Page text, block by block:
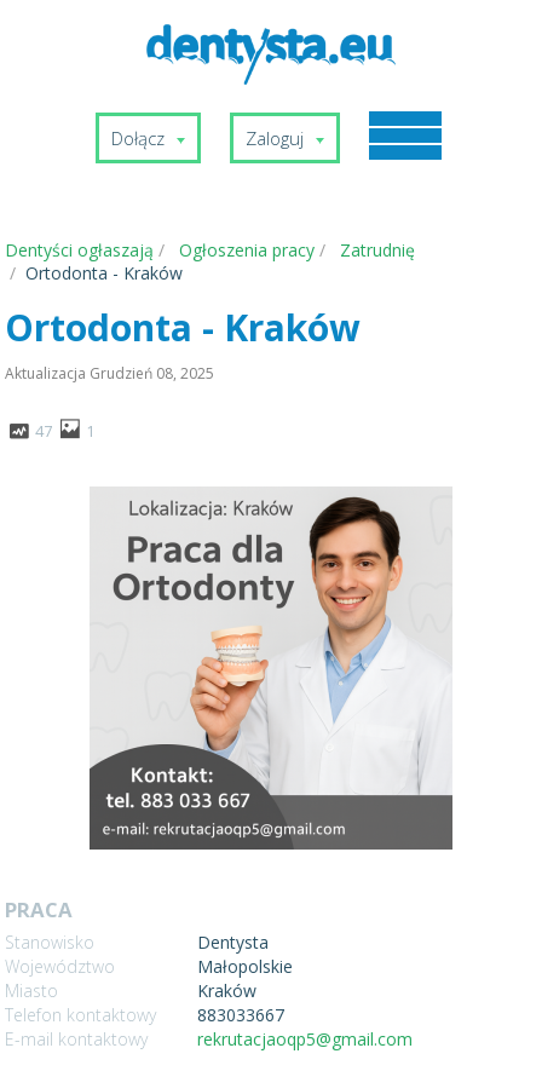
Dołącz Zaloguj
Dentyści ogłaszają Ogłoszenia pracy
Zatrudnię
Ortodonta - Kraków
Ortodonta - Kraków
Aktualizacja Grudzień 08, 2025
47 1
PRACA
Stanowisko
Dentysta
Województwo
Małopolskie
Miasto
Kraków
Telefon kontaktowy
883033667
E-mail kontaktowy
rekrutacjaoqp5@gmail.com